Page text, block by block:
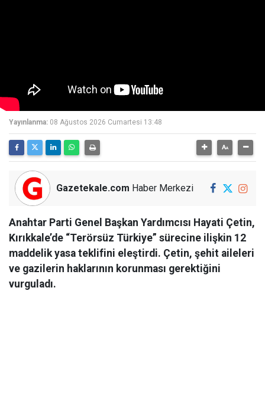
Yayınlanma: 08 Ağustos 2026 Cumartesi 13:48
Gazetekale.com Haber Merkezi
Anahtar Parti Genel Başkan Yardımcısı Hayati Çetin,
Kırıkkale’de “Terörsüz Türkiye” sürecine ilişkin 12
maddelik yasa teklifini eleştirdi. Çetin, şehit aileleri
ve gazilerin haklarının korunması gerektiğini
vurguladı.